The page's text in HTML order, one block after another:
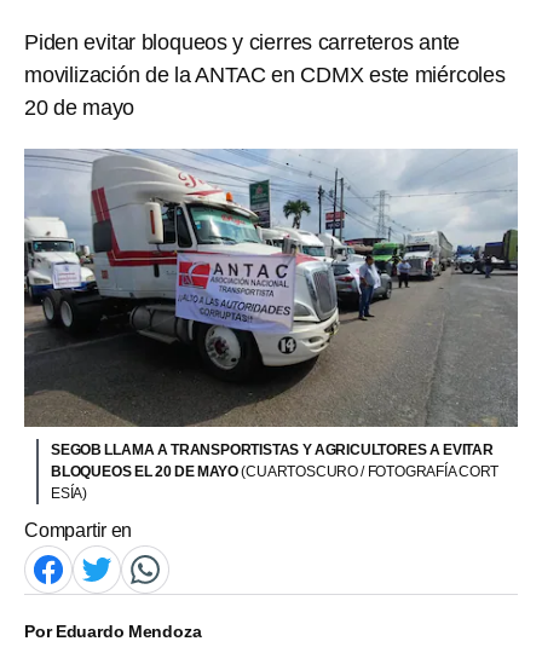
Piden evitar bloqueos y cierres carreteros ante
movilización de la ANTAC en CDMX este miércoles
20 de mayo
SEGOB LLAMA A TRANSPORTISTAS Y AGRICULTORES A EVITAR
BLOQUEOS EL 20 DE MAYO(CUARTOSCURO / FOTOGRAFÍA CORT
ESÍA)
Compartir en
PorEduardo Mendoza